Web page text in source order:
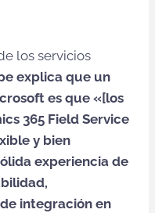
los servicios
explica que un
es que «[los
365 Field Service
y bien
experiencia de
integración en